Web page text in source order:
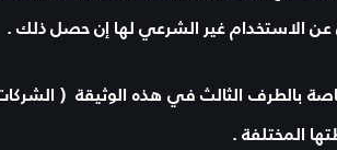
الاستخدام غير الشرعي لها إن حصل ذلك .
بالطرف الثالث في هذه الوثيقة (
المختلفة .